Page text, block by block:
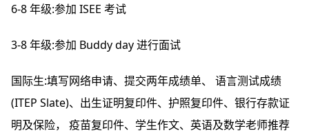
6-8 年级:参加 ISEE 考试
3-8 年级:参加 Buddy day 进行面试
国际生:填写网络申请、提交两年成绩单、 语言测试成绩
(ITEP Slate)、出生证明复印件、护照复印件、银行存款证
明及保险， 疫苗复印件、学生作文、英语及数学老师推荐